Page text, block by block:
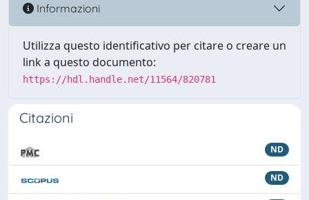
Informazioni
Utilizza questo identificativo per citare o creare un
link a questo documento:
https://hdl.handle.net/11564/820781
Citazioni
ND
ND